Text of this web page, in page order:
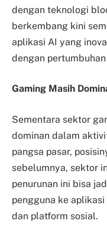
dengan teknologi
berkembang kini
aplikasi AI yang
dengan
Gaming Masih
Sementara sektor
dominan dalam
pangsa pasar,
sebelumnya, sektor
penurunan ini bisa
pengguna ke
dan platform sosial.